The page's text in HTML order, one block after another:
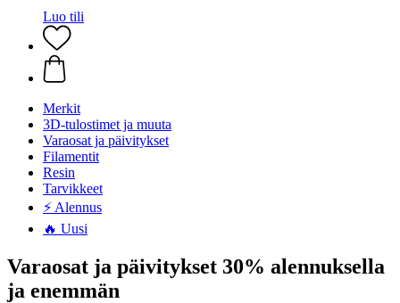
Luo tili
Merkit
3D-tulostimet ja muuta
Varaosat ja päivitykset
Filamentit
Resin
Tarvikkeet
⚡ Alennus
🔥 Uusi
Varaosat ja päivitykset 30% alennuksella
ja enemmän